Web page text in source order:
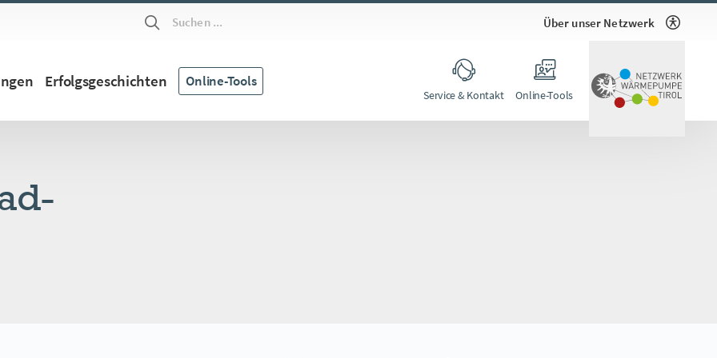
Suchen ... Über unser Netzwerk
Erfolgsgeschichten Online-Tools
Service & Kontakt Online-Tools